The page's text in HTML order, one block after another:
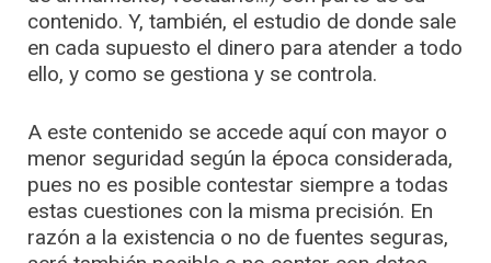
contenido. Y, también, el estudio de donde sale
en cada supuesto el dinero para atender a todo
ello, y como se gestiona y se controla.
A este contenido se accede aquí con mayor o
menor seguridad según la época considerada,
pues no es posible contestar siempre a todas
estas cuestiones con la misma precisión. En
razón a la existencia o no de fuentes seguras,